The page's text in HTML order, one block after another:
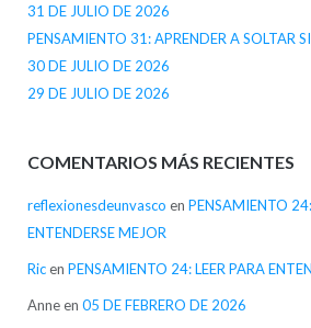
31 DE JULIO DE 2026
PENSAMIENTO 31: APRENDER A SOLTAR
30 DE JULIO DE 2026
29 DE JULIO DE 2026
COMENTARIOS MÁS RECIENTES
reflexionesdeunvasco en PENSAMIENTO
ENTENDERSE MEJOR
Ricen PENSAMIENTO 24: LEER PARA
Anneen 05 DE FEBRERO DE 2026